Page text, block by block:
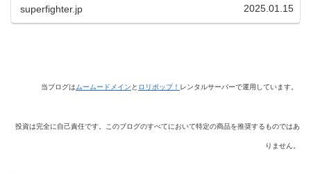
superfighter.jp 2025.01.15
当ブログはムームードメインと ロリポップ！ レンタルサーバーで運用しています。
投資は完全に自己責任です。このブログのすべてにおいて特定の商品を推奨するものではあ
りません。